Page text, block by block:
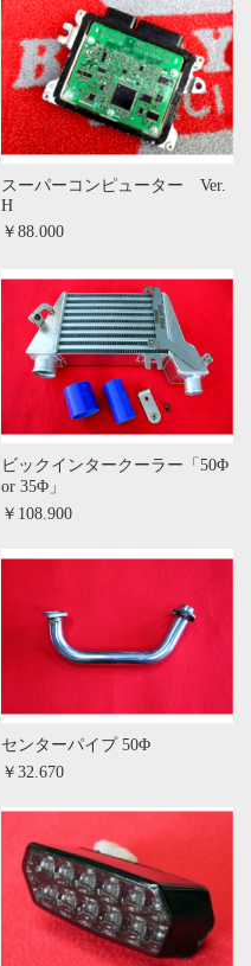
スーパーコンピューター Ver.
H
￥88.000
ビックインタークーラー「50Φ
or 35Φ」
￥108.900
センターパイプ 50Φ
￥32.670